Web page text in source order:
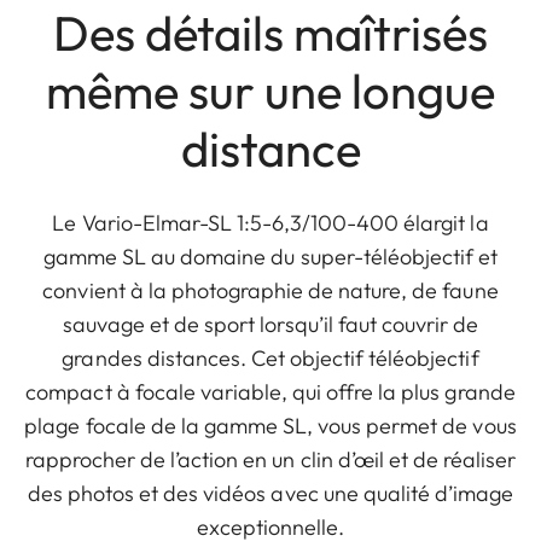
Des détails maîtrisés
même sur une longue
distance
Le Vario-Elmar-SL 1:5-6,3/100-400 élargit la
gamme SL au domaine du super-téléobjectif et
convient à la photographie de nature, de faune
sauvage et de sport lorsqu’il faut couvrir de
grandes distances. Cet objectif téléobjectif
compact à focale variable, qui offre la plus grande
plage focale de la gamme SL, vous permet de vous
rapprocher de l’action en un clin d’œil et de réaliser
des photos et des vidéos avec une qualité d’image
exceptionnelle.